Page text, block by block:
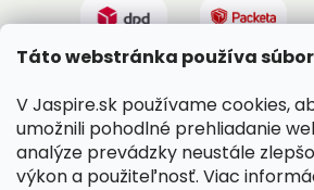
Táto webstránka používa
V Jaspire.sk používame cookies,
umožnili pohodlné prehliadanie
analýze prevádzky neustále
výkon a použiteľnosť. Viac